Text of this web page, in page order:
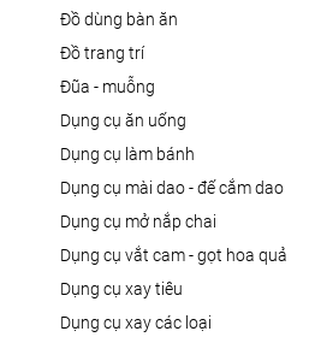
đồ dùng bàn ăn
đồ trang trí
đũa - muỗng
dụng cụ ăn uống
dụng cụ làm bánh
dụng cụ mài dao - đế cắm dao
dụng cụ mở nắp chai
dụng cụ vắt cam - gọt hoa quả
dụng cụ xay tiêu
dụng cụ xay các loại